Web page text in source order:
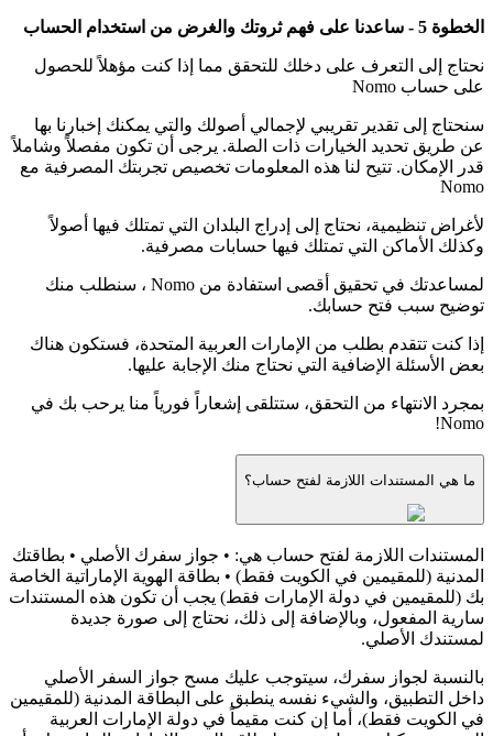
الخطوة 5 - ساعدنا على فهم ثروتك والغرض من استخدام الحساب
نحتاج إلى التعرف على دخلك للتحقق مما إذا كنت مؤهلاً للحصول
على حساب Nomo
سنحتاج إلى تقدير تقريبي لإجمالي أصولك والتي يمكنك إخبارنا بها
عن طريق تحديد الخيارات ذات الصلة. يرجى أن تكون مفصلاً وشاملاً
قدر الإمكان. تتيح لنا هذه المعلومات تخصيص تجربتك المصرفية مع
Nomo
لأغراض تنظيمية، نحتاج إلى إدراج البلدان التي تمتلك فيها أصولاً
وكذلك الأماكن التي تمتلك فيها حسابات مصرفية.
لمساعدتك في تحقيق أقصى استفادة من Nomo ، سنطلب منك
توضيح سبب فتح حسابك.
إذا كنت تتقدم بطلب من الإمارات العربية المتحدة، فستكون هناك
بعض الأسئلة الإضافية التي نحتاج منك الإجابة عليها.
بمجرد الانتهاء من التحقق، ستتلقى إشعاراً فورياً منا يرحب بك في
Nomo!
ما هي المستندات اللازمة لفتح حساب؟
المستندات اللازمة لفتح حساب هي: • جواز سفرك الأصلي • بطاقتك
المدنية (للمقيمين في الكويت فقط) • بطاقة الهوية الإماراتية الخاصة
بك (للمقيمين في دولة الإمارات فقط) يجب أن تكون هذه المستندات
سارية المفعول، وبالإضافة إلى ذلك، نحتاج إلى صورة جديدة
لمستندك الأصلي.
بالنسبة لجواز سفرك، سيتوجب عليك مسح جواز السفر الأصلي
داخل التطبيق، والشيء نفسه ينطبق على البطاقة المدنية (للمقيمين
في الكويت فقط)، أما إن كنت مقيماً في دولة الإمارات العربية